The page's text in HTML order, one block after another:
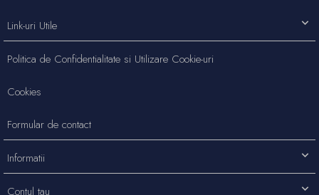
Link-uri Utile
Politica de Confidentialitate si Utilizare Cookie-uri
Cookies
Formular de contact
Informatii
Contul tau